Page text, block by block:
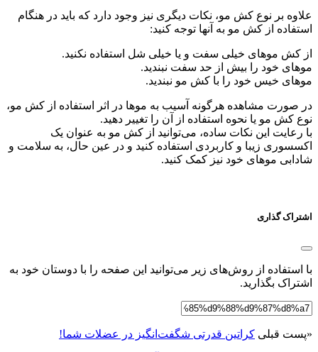
علاوه بر نوع کش مو، نکات دیگری نیز وجود دارد که باید در هنگام
استفاده از کش مو به آنها توجه کنید:
از کش موهای خیلی سفت و یا خیلی شل استفاده نکنید.
موهای خود را بیش از حد سفت نبندید.
موهای خیس خود را با کش مو نبندید.
در صورت مشاهده هرگونه آسیب به موها در اثر استفاده از کش مو،
نوع کش مو یا نحوه استفاده از آن را تغییر دهید.
با رعایت این نکات ساده، می‌توانید از کش مو به عنوان یک
اکسسوری زیبا و کاربردی استفاده کنید و در عین حال، به سلامت و
شادابی موهای خود نیز کمک کنید.
اشتراک گذاری
با استفاده از روش‌های زیر می‌توانید این صفحه را با دوستان خود به
اشتراک بگذارید.
«پست قبلی کراتین قدرتی شگفت‌انگیز در عضلات شما!